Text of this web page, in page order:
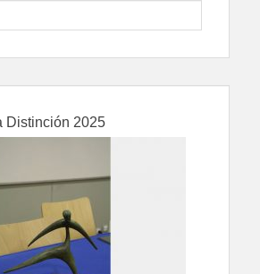
Distinción 2025